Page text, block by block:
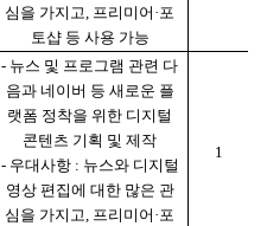
심을 가지고, 프리미어 ·포
토샵 등 사용 가능
- 뉴스 및 프로그램 관련 다
음과 네이버 등 새로운 플
랫폼 정착을 위한 디지털
콘텐츠 기획 및 제작
- 우대사항 : 뉴스와 디지털
영상 편집에 대한 많은 관
심을 가지고, 프리미어 ·포
1